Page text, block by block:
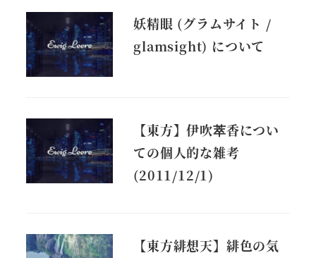
妖精眼 (グラムサイト /
glamsight) について
【東方】伊吹萃香につい
ての個人的な雑考
(2011/12/1)
【東方緋想天】緋色の気